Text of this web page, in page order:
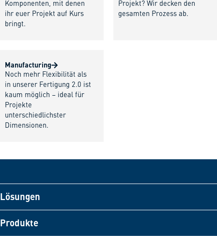
Komponenten, mit denen
ihr euer Projekt auf Kurs
bringt.
Projekt? Wir decken den
gesamten Prozess ab.
Manufacturing
Noch mehr Flexibilität als
in unserer Fertigung 2.0 ist
kaum möglich – ideal für
Projekte
unterschiedlichster
Dimensionen.
Lösungen
Produkte